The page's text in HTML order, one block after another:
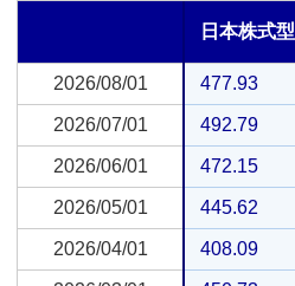
日本株式型
2026/08/01 477.93
2026/07/01 492.79
2026/06/01 472.15
2026/05/01 445.62
2026/04/01 408.09
2026/08/01
2026/07/01
2026/06/01
2026/05/01
2026/04/01